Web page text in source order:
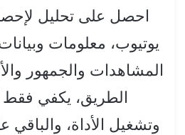
احصل على تحليل
يوتيوب، معلومات
المشاهدات والجمهور
الطريق، يكفي فقط
وتشغيل الأداة،